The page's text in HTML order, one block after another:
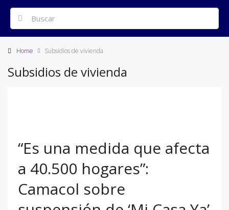
Home Subsidios de vivienda
Subsidios de vivienda
“Es una medida que afecta
a 40.500 hogares”:
Camacol sobre